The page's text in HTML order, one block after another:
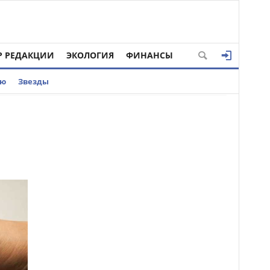
РЕДАКЦИИ ЭКОЛОГИЯ ФИНАНСЫ
Звезды